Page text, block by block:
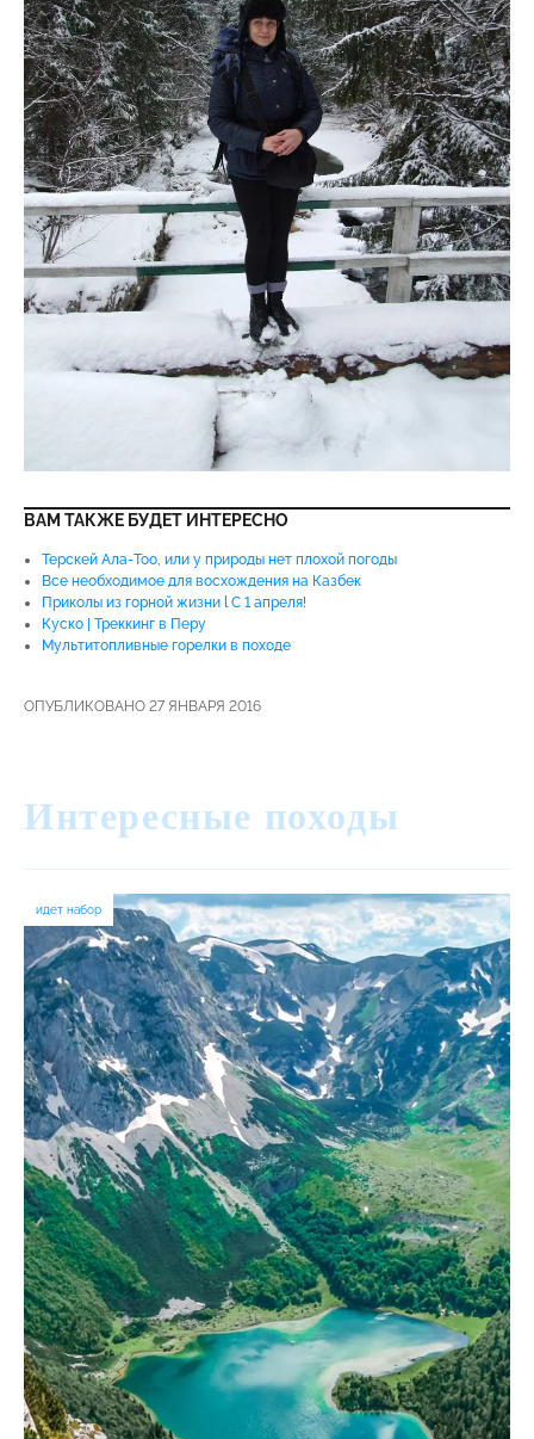
ВАМ ТАКЖЕ БУДЕТ ИНТЕРЕСНО
Терскей Ала-Тоо, или у природы нет плохой погоды
Все необходимое для восхождения на Казбек
Приколы из горной жизни l С 1 апреля!
Куско | Треккинг в Перу
Мультитопливные горелки в походе
ОПУБЛИКОВАНО 27 ЯНВАРЯ 2016
Интересные походы
идет набор